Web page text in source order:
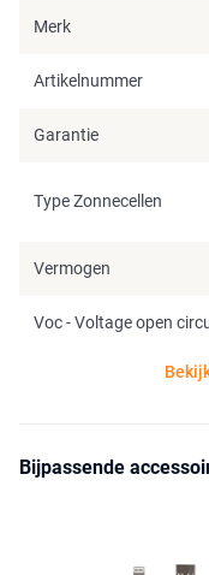
laadregelaar en batterij.
Merk
Artikelnummer
Garantie
Type Zonnecellen
Vermogen
Voc - Voltage open
Bijpassende